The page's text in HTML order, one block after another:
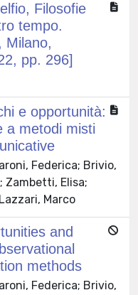
Filosofie
tempo.
Milano,
pp. 296]
e opportunità:
a metodi misti
Federica; Brivio,
Zambetti, Elisa;
Marco
and
methods
Federica; Brivio,